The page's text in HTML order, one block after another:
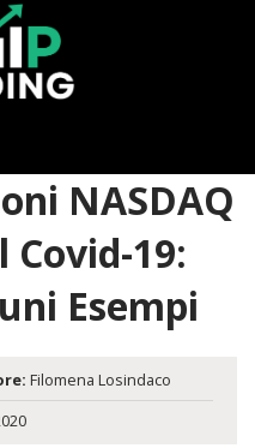
NASDAQ
Covid-19:
Esempi
Filomena Losindaco